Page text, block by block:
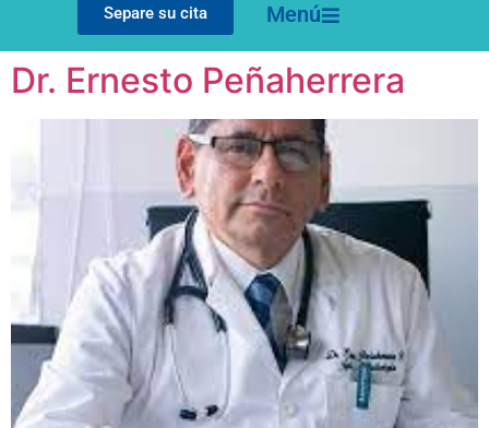
Separe su cita Menú
Dr. Ernesto Peñaherrera